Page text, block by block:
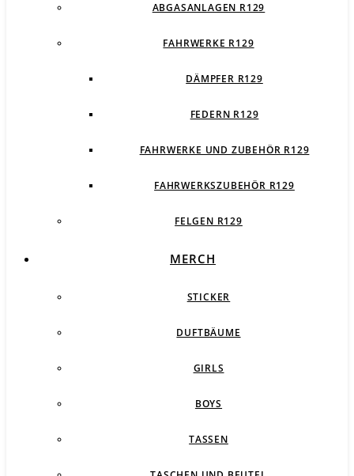
ABGASANLAGEN R129
FAHRWERKE R129
DÄMPFER R129
FEDERN R129
FAHRWERKE UND ZUBEHÖR R129
FAHRWERKSZUBEHÖR R129
FELGEN R129
MERCH
STICKER
DUFTBÄUME
GIRLS
BOYS
TASSEN